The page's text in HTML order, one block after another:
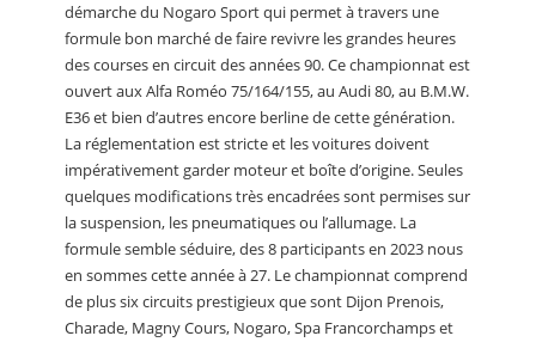
démarche du Nogaro Sport qui permet à travers une
formule bon marché de faire revivre les grandes heures
des courses en circuit des années 90. Ce championnat est
ouvert aux Alfa Roméo 75/164/155, au Audi 80, au B.M.W.
E36 et bien d’autres encore berline de cette génération.
La réglementation est stricte et les voitures doivent
impérativement garder moteur et boîte d’origine. Seules
quelques modifications très encadrées sont permises sur
la suspension, les pneumatiques ou l’allumage. La
formule semble séduire, des 8 participants en 2023 nous
en sommes cette année à 27. Le championnat comprend
de plus six circuits prestigieux que sont Dijon Prenois,
Charade, Magny Cours, Nogaro, Spa Francorchamps et